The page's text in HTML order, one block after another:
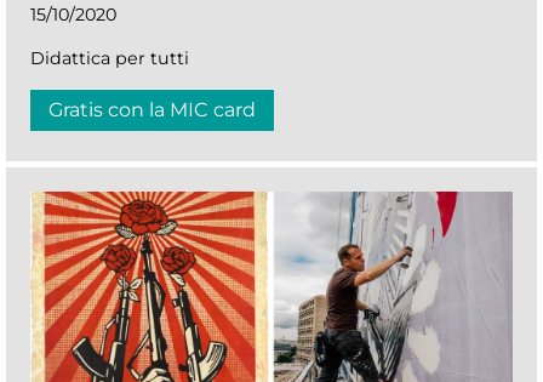
15/10/2020
Didattica per tutti
Gratis con la MIC card